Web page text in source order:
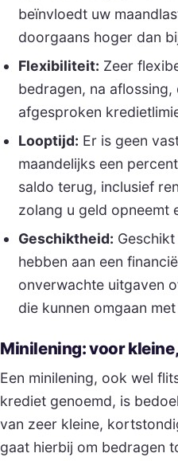
beïnvloedt uw
doorgaans hoger dan
Flexibiliteit: Zeer
bedragen, na
afgesproken
Looptijd: Er is geen
maandelijks een
saldo terug, inclusief
zolang u geld opneemt
Geschiktheid:
hebben aan een
onverwachte uitgaven
die kunnen omgaan
Minilening: voor
Een minilening, ook wel
krediet genoemd, is
van zeer kleine,
gaat hierbij om bedragen